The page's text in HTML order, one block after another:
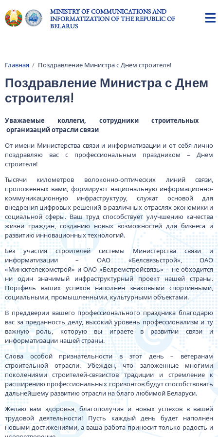
MINISTRY OF COMMUNICATIONS AND
INFORMATIZATION OF THE REPUBLIC OF
BELARUS
Breadcrumb
Главная Поздравление Министра с Днем строителя!
Поздравление Министра с Днем
строителя!
Уважаемые коллеги, сотрудники строительных
организаций отрасли связи
От имени Министерства связи и информатизации и от себя лично
поздравляю вас с профессиональным праздником – Днем
строителя!
Тысячи километров волоконно-оптических линий связи,
проложенных вами, формируют национальную информационно-
коммуникационную инфраструктуру, служат основой для
внедрения цифровых решений в различных отраслях экономики и
социальной сферы. Ваш труд способствует улучшению качества
жизни граждан, созданию новых возможностей для бизнеса и
развитию инновационных технологий.
Без участия строителей системы Министерства связи и
информатизации – ОАО «Белсвязьстрой», ОАО
«Минсктелекомстрой» и ОАО «Белремстройсвязь» – не обходится
ни один значимый инфраструктурный проект нашей страны.
Портфель ваших успехов наполнен знаковыми спортивными,
социальными, промышленными, культурными объектами.
В преддверии вашего профессионального праздника благодарю
вас за преданность делу, высокий уровень профессионализм и ту
важную роль, которую вы играете в развитии связи и
информатизации нашей страны.
Слова особой признательности в этот день – ветеранам
строительной отрасли. Убежден, что заложенные многими
поколениями строителей-связистов традиции и стремление к
расширению профессиональных горизонтов будут способствовать
дальнейшему развитию отрасли на благо любимой Беларуси.
Желаю вам здоровья, благополучия и новых успехов в вашей
трудовой деятельности! Пусть каждый день будет наполнен
новыми достижениями, а ваша работа приносит только радость и